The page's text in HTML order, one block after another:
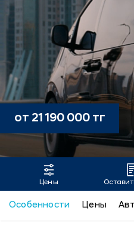
Новый Hyundai
от 21 190 000 тг
Цены
Особенности Цены